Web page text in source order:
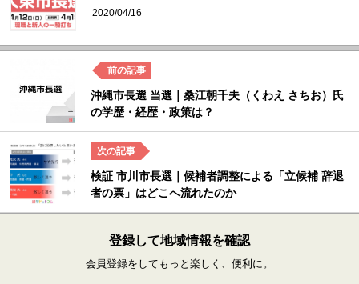
2020/04/16
沖縄市長選 当選｜桑江朝千夫（くわえ さちお）氏
の学歴・経歴・政策は？
検証 市川市長選｜候補者調整による「立候補 辞退
者の票」はどこへ流れたのか
登録して地域情報を確認
会員登録をしてもっと楽しく、便利に。